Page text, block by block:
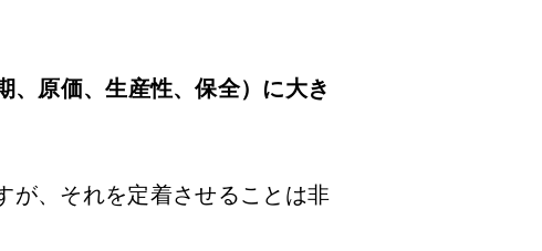
、原価、生産性、保全）に大き
が、それを定着させることは非